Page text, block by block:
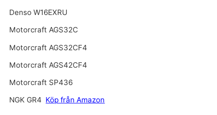
Denso W16EXRU
Motorcraft AGS32C
Motorcraft AGS32CF4
Motorcraft AGS42CF4
Motorcraft SP436
NGK GR4 Köp från Amazon